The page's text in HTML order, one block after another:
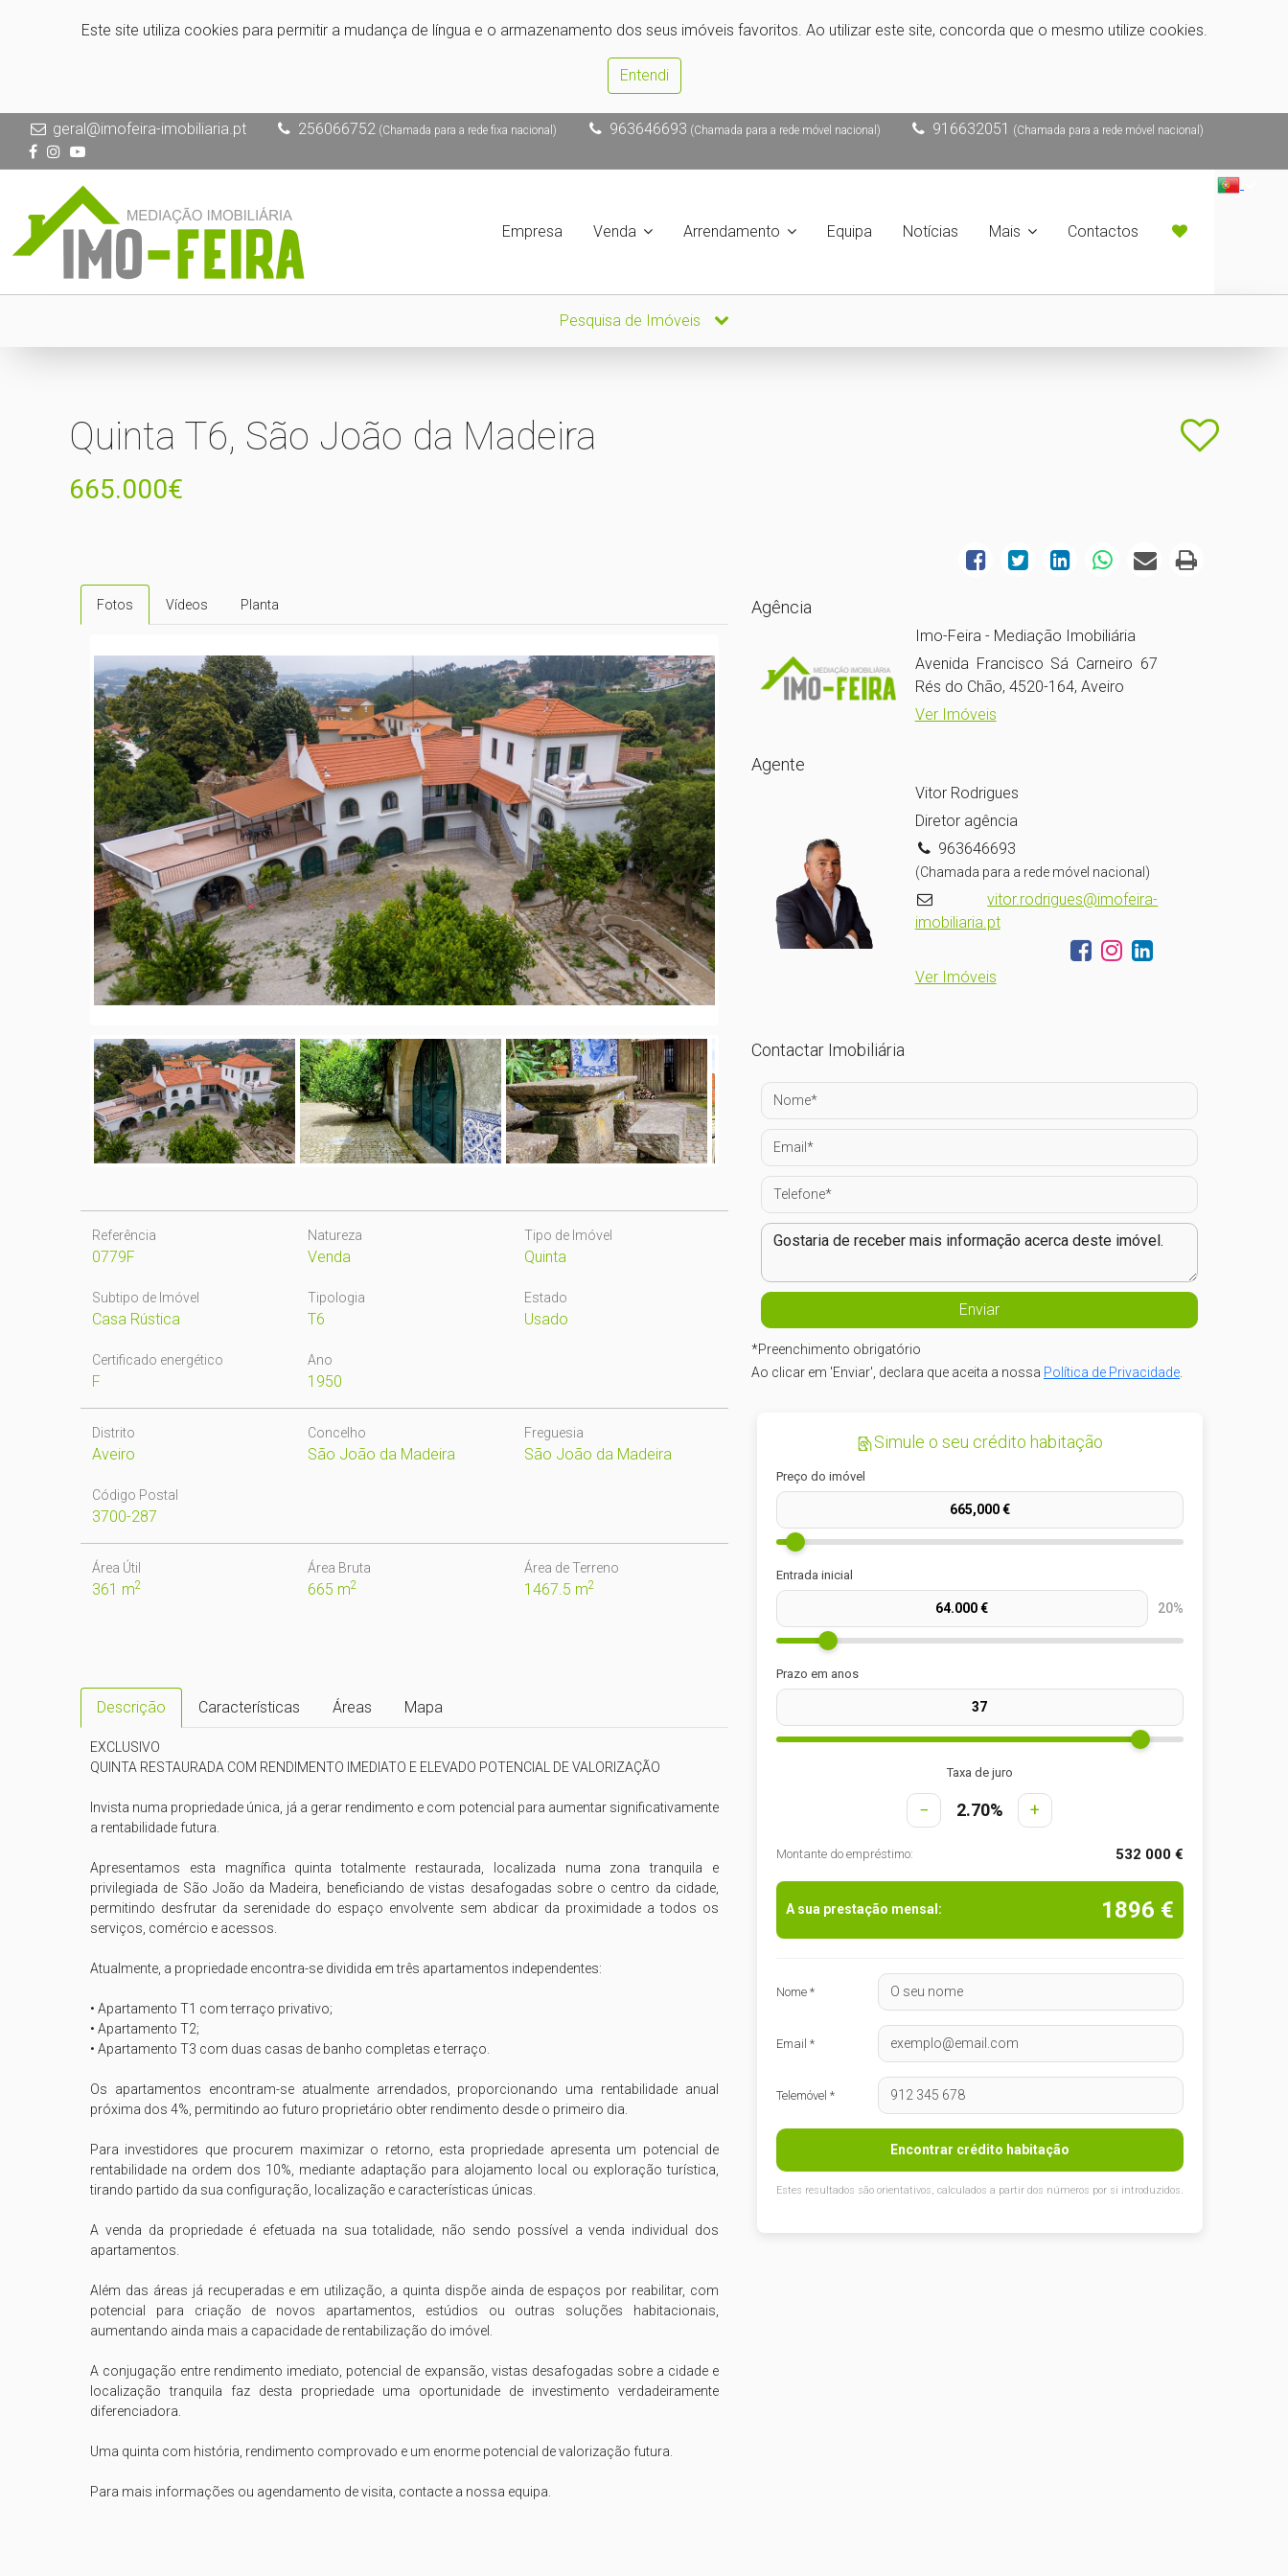
Este site utiliza cookies para permitir a mudança de língua e o armazenamento dos seus imóveis favoritos. Ao utilizar este site, concorda que o mesmo utilize cookies.
Entendi
geral@imofeira-imobiliaria.pt 256066752 (Chamada para a rede fixa nacional) 963646693 (Chamada para a rede móvel nacional) 916632051 (Chamada para a rede móvel nacional)
Empresa Venda Arrendamento Equipa Notícias Mais Contactos
Pesquisa de Imóveis
Quinta T6, São João da Madeira
665.000€
Fotos Vídeos Planta
Referência
0779F
Natureza
Venda
Tipo de Imóvel
Quinta
Subtipo de Imóvel
Casa Rústica
Tipologia
T6
Estado
Usado
Certificado energético
F
Ano
1950
Distrito
Aveiro
Concelho
São João da Madeira
Freguesia
São João da Madeira
Código Postal
3700-287
Área Útil
361 m2
Área Bruta
665 m2
Área de Terreno
1467.5 m2
Descrição Características Áreas Mapa
EXCLUSIVO
QUINTA RESTAURADA COM RENDIMENTO IMEDIATO E ELEVADO POTENCIAL DE VALORIZAÇÃO
Invista numa propriedade única, já a gerar rendimento e com potencial para aumentar significativamente
a rentabilidade futura.
Apresentamos esta magnífica quinta totalmente restaurada, localizada numa zona tranquila e
privilegiada de São João da Madeira, beneficiando de vistas desafogadas sobre o centro da cidade,
permitindo desfrutar da serenidade do espaço envolvente sem abdicar da proximidade a todos os
serviços, comércio e acessos.
Atualmente, a propriedade encontra-se dividida em três apartamentos independentes:
• Apartamento T1 com terraço privativo;
• Apartamento T2;
• Apartamento T3 com duas casas de banho completas e terraço.
Os apartamentos encontram-se atualmente arrendados, proporcionando uma rentabilidade anual
próxima dos 4%, permitindo ao futuro proprietário obter rendimento desde o primeiro dia.
Para investidores que procurem maximizar o retorno, esta propriedade apresenta um potencial de
rentabilidade na ordem dos 10%, mediante adaptação para alojamento local ou exploração turística,
tirando partido da sua configuração, localização e características únicas.
A venda da propriedade é efetuada na sua totalidade, não sendo possível a venda individual dos
apartamentos.
Além das áreas já recuperadas e em utilização, a quinta dispõe ainda de espaços por reabilitar, com
potencial para criação de novos apartamentos, estúdios ou outras soluções habitacionais,
aumentando ainda mais a capacidade de rentabilização do imóvel.
A conjugação entre rendimento imediato, potencial de expansão, vistas desafogadas sobre a cidade e
localização tranquila faz desta propriedade uma oportunidade de investimento verdadeiramente
diferenciadora.
Uma quinta com história, rendimento comprovado e um enorme potencial de valorização futura.
Para mais informações ou agendamento de visita, contacte a nossa equipa.
Agência
Imo-Feira - Mediação Imobiliária
Avenida Francisco Sá Carneiro 67
Rés do Chão, 4520-164, Aveiro
Ver Imóveis
Agente
Vitor Rodrigues
Diretor agência
963646693
(Chamada para a rede móvel nacional)
vitor.rodrigues@imofeira-
imobiliaria.pt
Ver Imóveis
Contactar Imobiliária
*Preenchimento obrigatório
Ao clicar em 'Enviar', declara que aceita a nossa Política de Privacidade
Simule o seu crédito habitação
Preço do imóvel
Entrada inicial
20%
Prazo em anos
Taxa de juro
− 2.70% +
Montante do empréstimo: 532 000 €
A sua prestação mensal: 1896 €
Nome *
Email *
Telemóvel *
Encontrar crédito habitação
Estes resultados são orientativos, calculados a partir dos números por si introduzidos.